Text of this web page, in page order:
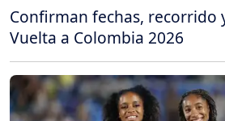
Confirman fechas, recorrido
Vuelta a Colombia 2026